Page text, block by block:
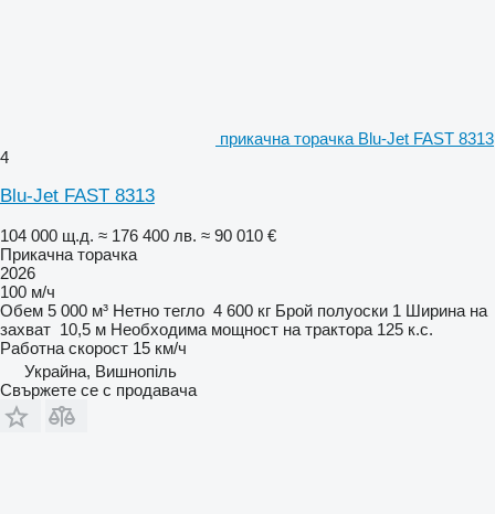
прикачна торачка Blu-Jet FAST 8313
4
Blu-Jet FAST 8313
104 000 щ.д. ≈ 176 400 лв. ≈ 90 010 €
Прикачна торачка
2026
100 м/ч
Обем 5 000 м³ Нетно тегло 4 600 кг Брой полуоски 1 Ширина на
захват 10,5 м Необходима мощност на трактора 125 к.с.
Работна скорост 15 км/ч
Украйна, Вишнопіль
Свържете се с продавача